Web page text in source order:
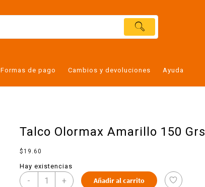
Formas de pago Cambios y devoluciones Ayuda
Talco Olormax Amarillo 150 Grs
$ 19.60
Hay existencias
- + Añadir al carrito